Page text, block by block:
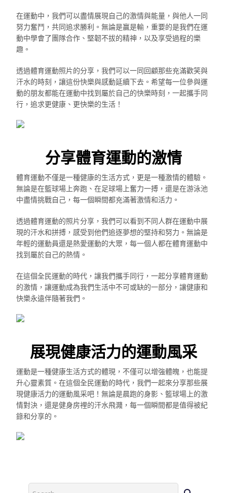
在運動中，我們可以盡情展現自己的激情與能量，與他人一同
努力奮鬥，共同追求勝利。無論是贏是輸，重要的是我們在運
動中學會了團隊合作、堅韌不拔的精神，以及享受過程的樂
趣。
透過體育運動照片的分享，我們可以一同回顧那些充滿歡笑與
汗水的時刻，讓這份快樂與感動延續下去。希望每一位參與運
動的朋友都能在運動中找到屬於自己的快樂時刻，一起攜手同
行，追求更健康、更快樂的生活！
分享體育運動的激情
體育運動不僅是一種健康的生活方式，更是一種激情的體驗。
無論是在籃球場上奔跑、在足球場上奮力一搏，還是在游泳池
中盡情挑戰自己，每一個瞬間都充滿著激情和活力。
透過體育運動的照片分享，我們可以看到不同人群在運動中展
現的汗水和拼搏，感受到他們追逐夢想的堅持和努力。無論是
年輕的運動員還是熱愛運動的大眾，每一個人都在體育運動中
找到屬於自己的熱情。
在這個全民運動的時代，讓我們攜手同行，一起分享體育運動
的激情，讓運動成為我們生活中不可或缺的一部分，讓健康和
快樂永遠伴隨著我們。
展現健康活力的運動風采
運動是一種健康生活方式的體現，不僅可以增強體魄，也能提
升心靈素質。在這個全民運動的時代，我們一起來分享那些展
現健康活力的運動風采吧！無論是晨跑的身影、籃球場上的激
情對決，還是健身房裡的汗水飛濺，每一個瞬間都是值得被紀
錄和分享的。